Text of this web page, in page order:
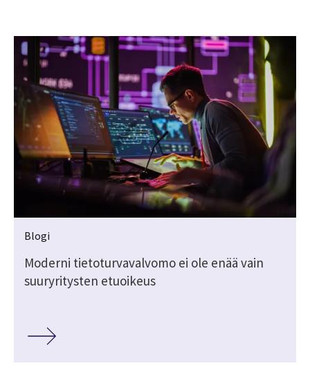
Blogi
Moderni tietoturvavalvomo ei ole enää vain
suuryritysten etuoikeus